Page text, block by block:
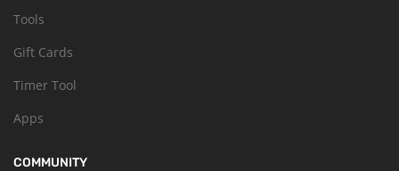
Tools
Gift Cards
Timer Tool
Apps
COMMUNITY